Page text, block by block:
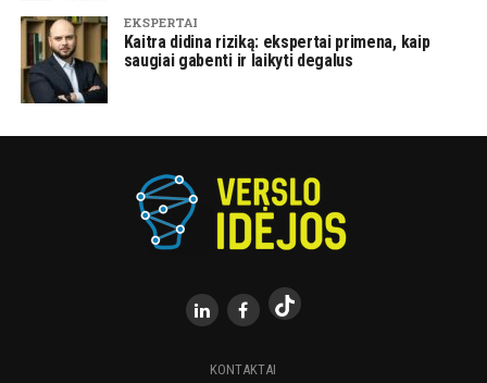
EKSPERTAI
Kaitra didina riziką: ekspertai primena, kaip
saugiai gabenti ir laikyti degalus
KONTAKTAI